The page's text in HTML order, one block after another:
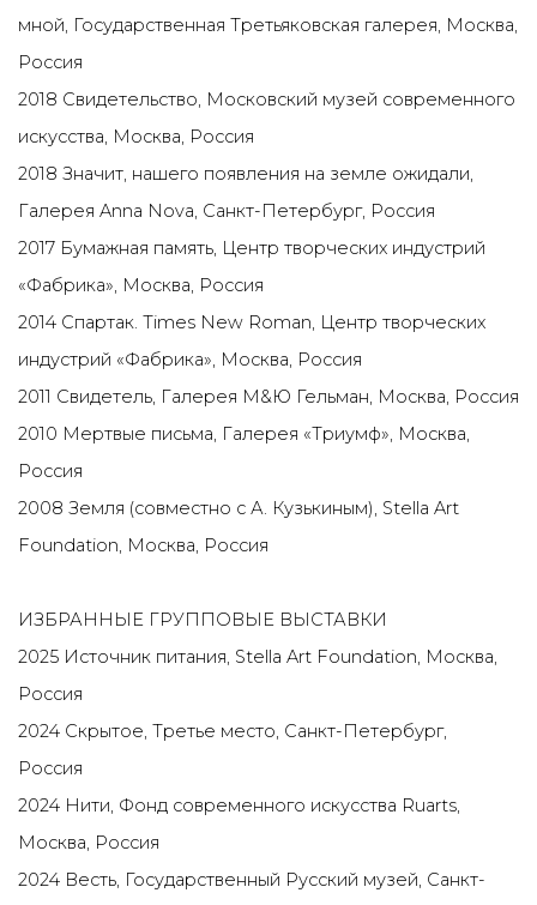
мной, Государственная Третьяковская галерея, Москва,
Россия
2018 Свидетельство, Московский музей современного
искусства, Москва, Россия
2018 Значит, нашего появления на земле ожидали,
Галерея Anna Nova, Санкт-Петербург, Россия
2017 Бумажная память, Центр творческих индустрий
«Фабрика», Москва, Россия
2014 Спартак. Times New Roman, Центр творческих
индустрий «Фабрика», Москва, Россия
2011 Свидетель, Галерея М&Ю Гельман, Москва, Россия
2010 Мертвые письма, Галерея «Триумф», Москва,
Россия
2008 Земля (совместно с А. Кузькиным), Stella Art
Foundation, Москва, Россия
ИЗБРАННЫЕ ГРУППОВЫЕ ВЫСТАВКИ
2025 Источник питания, Stella Art Foundation, Москва,
Россия
2024 Скрытое, Третье место, Санкт-Петербург,
Россия
2024 Нити, Фонд современного искусства Ruarts,
Москва, Россия
2024 Весть, Государственный Русский музей, Санкт-